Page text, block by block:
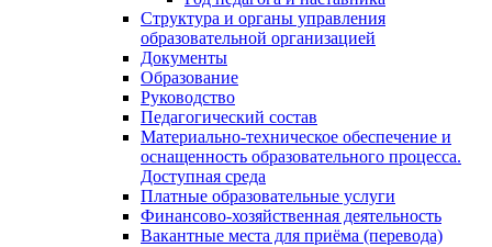
Структура и органы управления
образовательной организацией
Документы
Образование
Руководство
Педагогический состав
Материально-техническое обеспечение и
оснащенность образовательного процесса.
Доступная среда
Платные образовательные услуги
Финансово-хозяйственная деятельность
Вакантные места для приёма (перевода)